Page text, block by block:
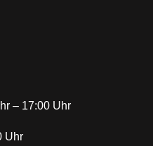
– 17:00 Uhr
Uhr